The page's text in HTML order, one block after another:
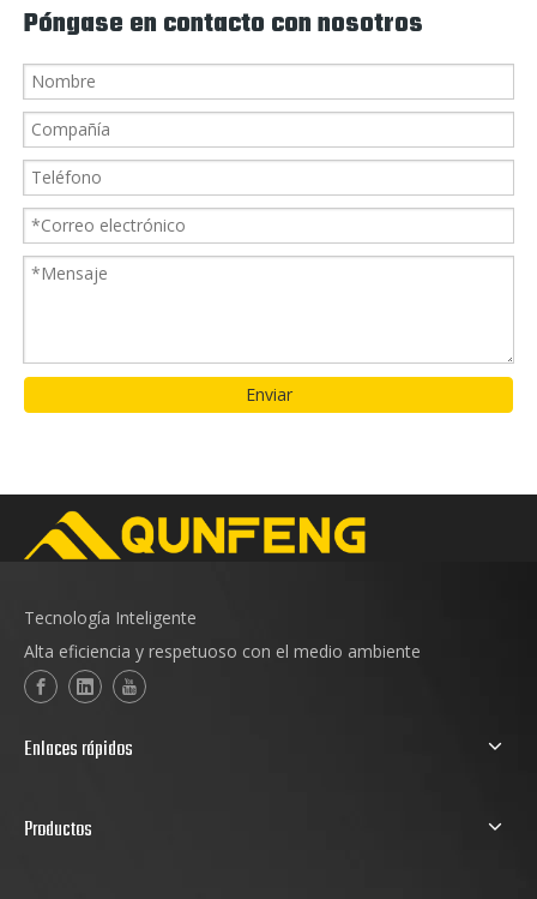
Póngase en contacto con nosotros
Enviar
Tecnología Inteligente
Alta eficiencia y respetuoso con el medio ambiente
Enlaces rápidos
Productos